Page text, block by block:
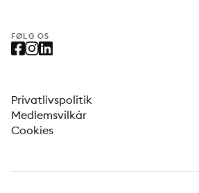
FØLG OS
Privatlivspolitik
Medlemsvilkår
Cookies